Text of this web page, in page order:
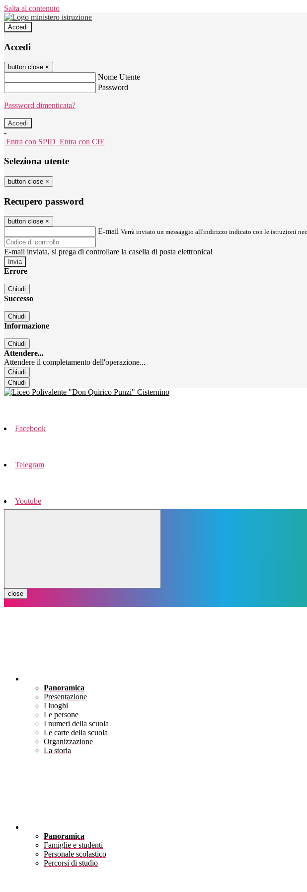
Salta al contenuto
Accedi
Accedi
button close ×
Nome Utente
Password
Password dimenticata?
-
Entra con SPID Entra con CIE
Seleziona utente
button close ×
Recupero password
button close ×
E-mail Verrà inviato un messaggio all'indirizzo indicato con le istruzioni
E-mail inviata, si prega di controllare la casella di posta elettronica!
Errore
Chiudi
Successo
Chiudi
Informazione
Chiudi
Attendere...
Attendere il completamento dell'operazione...
Chiudi
Chiudi
Facebook
Telegram
Youtube
close
Panoramica
Presentazione
I luoghi
Le persone
I numeri della scuola
Le carte della scuola
Organizzazione
La storia
Panoramica
Famiglie e studenti
Personale scolastico
Percorsi di studio